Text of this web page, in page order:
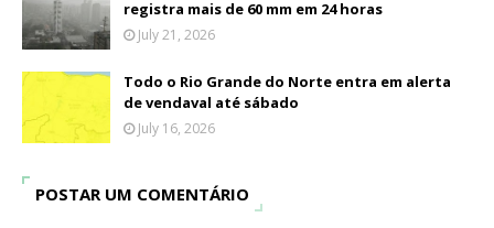
registra mais de 60 mm em 24 horas
July 21, 2026
Todo o Rio Grande do Norte entra em alerta
de vendaval até sábado
July 16, 2026
POSTAR UM COMENTÁRIO